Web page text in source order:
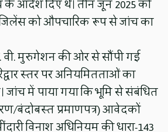
के आदेश दिए थे। तीन जून 2025 को
को औपचारिक रूप से जांच का
वी. मुरुगेशन की ओर से सौंपी गई
स्तर पर अनियमितताओं का
में पाया गया कि भूमि से संबंधित
बंदोबस्त प्रमाणपत्र) आवेदकों
विनाश अधिनियम की धारा-143